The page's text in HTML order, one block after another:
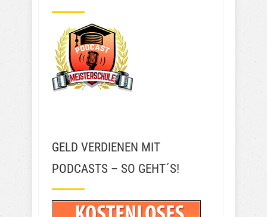
GELD VERDIENEN MIT
PODCASTS – SO GEHT´S!